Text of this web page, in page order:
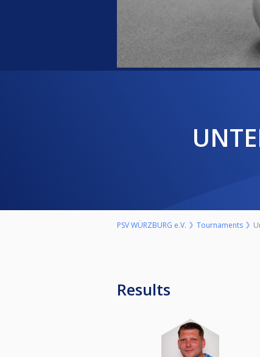
PSV WÜRZBURG e.V. Tournaments
Results